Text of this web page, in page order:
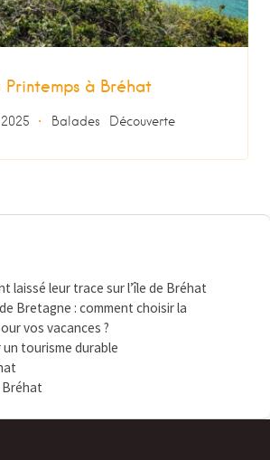
Printemps à Bréhat
Balades Découverte
laissé leur trace sur l’île de Bréhat
Bretagne : comment choisir la
vos vacances ?
un tourisme durable
Bréhat